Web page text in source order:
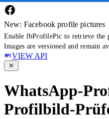
New: Facebook profile pictures
Enable fbProfilePic to retrieve the
Images are versioned and remain
VIEW API
WhatsApp-
Profilbild-